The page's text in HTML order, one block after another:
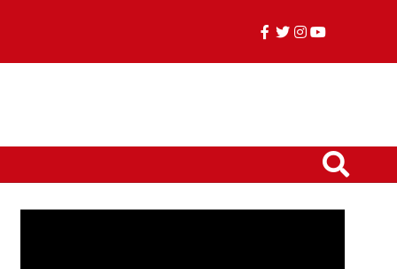
facebook
twitter
instagram
youtube